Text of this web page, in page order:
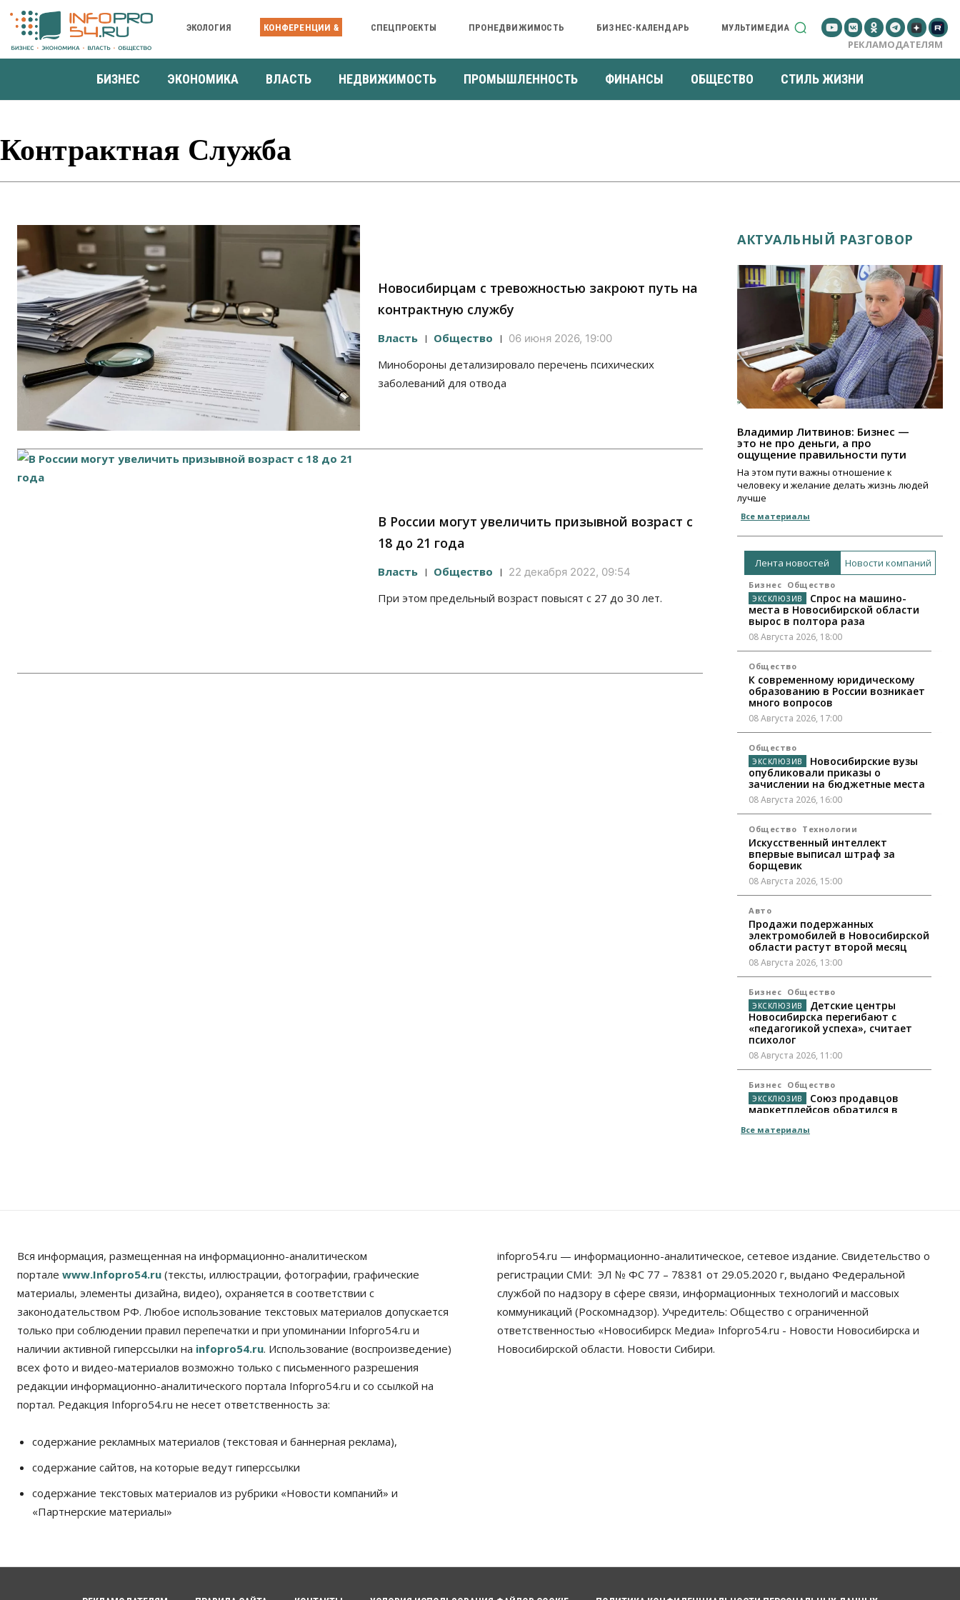
ЭКОЛОГИЯ КОНФЕРЕНЦИИ & СПЕЦПРОЕКТЫ ПРОНЕДВИЖИМОСТЬ БИЗНЕС-КАЛЕНДАРЬ МУЛЬТИМЕДИА
РЕКЛАМОДАТЕЛЯМ
БИЗНЕС ЭКОНОМИКА ВЛАСТЬ НЕДВИЖИМОСТЬ ПРОМЫШЛЕННОСТЬ ФИНАНСЫ ОБЩЕСТВО СТИЛЬ ЖИЗНИ
Контрактная Служба
Новосибирцам с тревожностью закроют путь на
контрактную службу
Власть Общество 06 июня 2026, 19:00
Минобороны детализировало перечень психических
заболеваний для отвода
В России могут увеличить призывной возраст с
18 до 21 года
Власть Общество 22 декабря 2022, 09:54
При этом предельный возраст повысят с 27 до 30 лет.
АКТУАЛЬНЫЙ РАЗГОВОР
Владимир Литвинов: Бизнес —
это не про деньги, а про
ощущение правильности пути
На этом пути важны отношение к
человеку и желание делать жизнь людей
лучше
Все материалы
Лента новостей Новости компаний
Бизнес Общество
Спрос на машино-
места в Новосибирской области
вырос в полтора раза
08 Августа 2026, 18:00
Общество
К современному юридическому
образованию в России возникает
много вопросов
08 Августа 2026, 17:00
Общество
Новосибирские вузы
опубликовали приказы о
зачислении на бюджетные места
08 Августа 2026, 16:00
Общество Технологии
Искусственный интеллект
впервые выписал штраф за
борщевик
08 Августа 2026, 15:00
Авто
Продажи подержанных
электромобилей в Новосибирской
области растут второй месяц
08 Августа 2026, 13:00
Бизнес Общество
Детские центры
Новосибирска перегибают с
«педагогикой успеха», считает
психолог
08 Августа 2026, 11:00
Бизнес Общество
Союз продавцов
маркетплейсов обратился в
WB
В Новосибирской
области резко сократился
грузооборот в автоперевозках
07 Августа 2026, 19:00
Общество
Все материалы
Вся информация, размещенная на информационно-аналитическом
портале www.Infopro54.ru (тексты, иллюстрации, фотографии, графические
материалы, элементы дизайна, видео), охраняется в соответствии с
законодательством РФ. Любое использование текстовых материалов допускается
только при соблюдении правил перепечатки и при упоминании Infopro54.ru и
наличии активной гиперссылки на infopro54.ru. Использование (воспроизведение)
всех фото и видео-материалов возможно только с письменного разрешения
редакции информационно-аналитического портала Infopro54.ru и со ссылкой на
портал. Редакция Infopro54.ru не несет ответственность за:
содержание рекламных материалов (текстовая и баннерная реклама),
содержание сайтов, на которые ведут гиперссылки
содержание текстовых материалов из рубрики «Новости компаний» и
«Партнерские материалы»
infopro54.ru — информационно-аналитическое, сетевое издание. Свидетельство о
регистрации СМИ: ЭЛ № ФС 77 – 78381 от 29.05.2020 г, выдано Федеральной
службой по надзору в сфере связи, информационных технологий и массовых
коммуникаций (Роскомнадзор). Учредитель: Общество с ограниченной
ответственностью «Новосибирск Медиа» Infopro54.ru - Новости Новосибирска и
Новосибирской области. Новости Сибири.